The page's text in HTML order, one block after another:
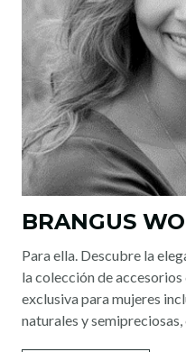
BRANGUS
Para ella. Descubre la
la colección de
exclusiva para mujeres
naturales y semipreciosas,